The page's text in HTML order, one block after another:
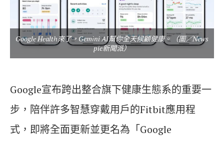
Google Health來了，Gemini AI幫你全天候顧健康。（圖／News
pie新聞派）
Google宣布跨出整合旗下健康生態系的重要一
步，陪伴許多智慧穿戴用戶的Fitbit應用程
式，即將全面更新並更名為「Google